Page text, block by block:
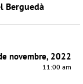
Berguedà
novembre, 2022
11:00 am